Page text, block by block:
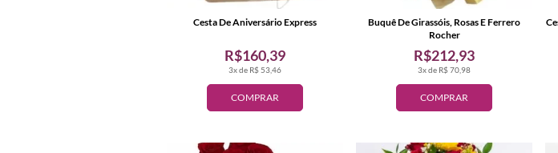
COMPRAR
3x de R$ 53,46
R$160,39
Cesta De Aniversário Express
COMPRAR
3x de R$ 70,98
R$212,93
Buquê De Girassóis, Rosas E Ferrero
Rocher